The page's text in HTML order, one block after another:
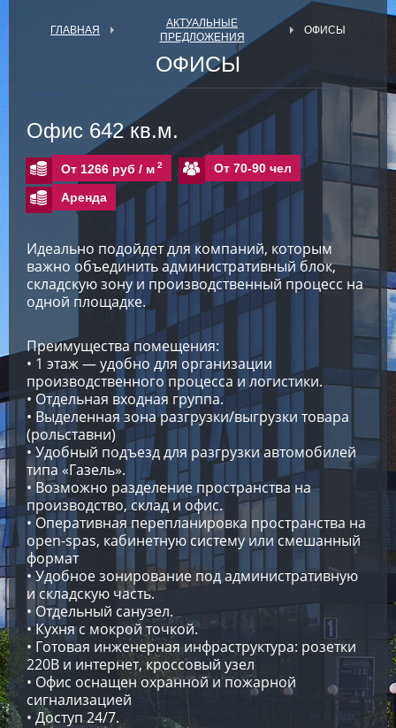
ГЛАВНАЯ
АКТУАЛЬНЫЕ
ПРЕДЛОЖЕНИЯ
ОФИСЫ
ОФИСЫ
Офис 642 кв.м.
От 1266 руб / м 2 От 70-90 чел
Аренда
Идеально подойдет для компаний, которым
важно объединить административный блок,
складскую зону и производственный процесс на
одной площадке.
Преимущества помещения:
• 1 этаж — удобно для организации
производственного процесса и логистики.
• Отдельная входная группа.
• Выделенная зона разгрузки/выгрузки товара
(рольставни)
• Удобный подъезд для разгрузки автомобилей
типа «Газель».
• Возможно разделение пространства на
производство, склад и офис.
• Оперативная перепланировка пространства на
open-spas, кабинетную систему или смешанный
формат
• Удобное зонирование под административную
и складскую часть.
• Отдельный санузел.
• Кухня с мокрой точкой.
• Готовая инженерная инфраструктура: розетки
220В и интернет, кроссовый узел
• Офис оснащен охранной и пожарной
сигнализацией
• Доступ 24/7.